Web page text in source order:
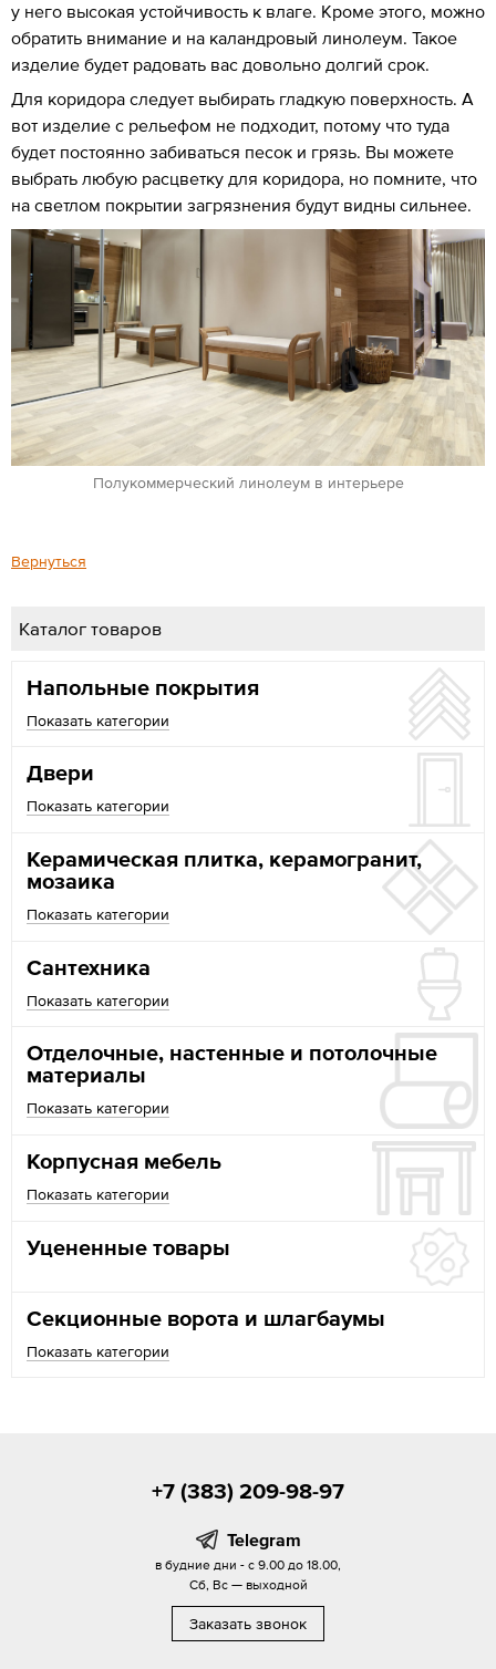
у него высокая устойчивость к влаге. Кроме этого, можно
обратить внимание и на каландровый линолеум. Такое
изделие будет радовать вас довольно долгий срок.
Для коридора следует выбирать гладкую поверхность. А
вот изделие с рельефом не подходит, потому что туда
будет постоянно забиваться песок и грязь. Вы можете
выбрать любую расцветку для коридора, но помните, что
на светлом покрытии загрязнения будут видны сильнее.
Полукоммерческий линолеум в интерьере
Вернуться
Каталог товаров
Напольные покрытия
Показать категории
Двери
Показать категории
Керамическая плитка, керамогранит,
мозаика
Показать категории
Сантехника
Показать категории
Отделочные, настенные и потолочные
материалы
Показать категории
Корпусная мебель
Показать категории
Уцененные товары
Секционные ворота и шлагбаумы
Показать категории
+7 (383) 209-98-97
Telegram
в будние дни - с 9.00 до 18.00,
Сб, Вс — выходной
Заказать звонок